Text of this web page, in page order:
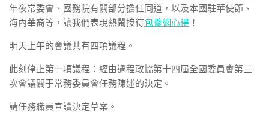
年夜常委會、國務院有關部分擔任同道，以及本國駐華使節、
海內華裔等，讓我們表現熱鬧接待包養網心得 ！
明天上午的會議共有四項議程。
此刻停止第一項議程：經由過程政協第十四屆全國委員會第三
次會議關于常務委員會任務陳述的決定。
請任務職員宣讀決定草案。